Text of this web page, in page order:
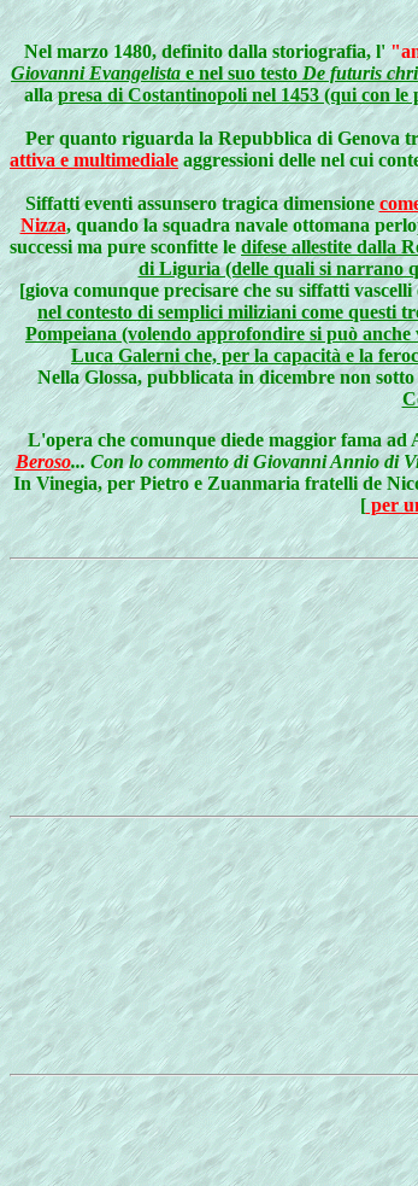
Nel marzo 1480, definito dalla storiografia, l'
Giovanni Evangelista e nel suo testo De futuris
allapresa di Costantinopoli nel 1453 (qui con
Per quanto riguarda la Repubblica di Genova
attiva e multimediale aggressioni delle nel cui
Siffatti eventi assunsero tragica dimensione
Nizza, quando la squadra navale ottomana
successi ma pure sconfitte le difese allestite dalla
di Liguria (delle quali si narrano
[giova comunque precisare che su siffatti
nel contesto di semplici miliziani come
Pompeiana (volendo approfondire si può
Luca Galerni che, per la capacità e la
Nella Glossa, pubblicata in dicembre non
L'opera che comunque diede maggior fama
Beroso... Con lo commento di Giovanni Annio di
In Vinegia, per Pietro e Zuanmaria fratelli de
[per